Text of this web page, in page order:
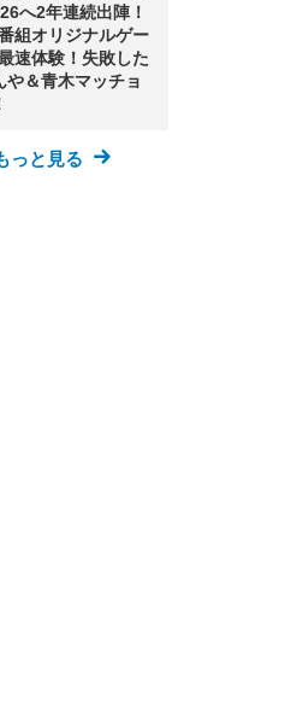
へ2年連続出陣！
組オリジナルゲー
速体験！失敗した
や＆青木マッチョ
っと見る